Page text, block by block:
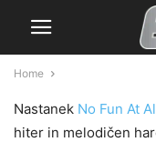
Home
Nastanek No Fun At
hiter in melodičen